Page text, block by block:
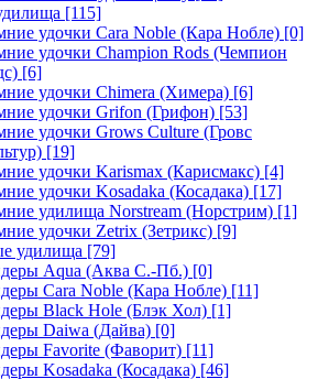
[115]
удочки Cara Noble (Кара Нобле) [0]
удочки Champion Rods (Чемпион
[6]
удочки Chimera (Химера) [6]
удочки Grifon (Грифон) [53]
удочки Grows Culture (Гровс
[19]
удочки Karismax (Карисмакс) [4]
удочки Kosadaka (Косадака) [17]
удилища Norstream (Норстрим) [1]
удочки Zetrix (Зетрикс) [9]
удилища [79]
Aqua (Аква С.-Пб.) [0]
Cara Noble (Кара Нобле) [11]
Black Hole (Блэк Хол) [1]
Daiwa (Дайва) [0]
Favorite (Фаворит) [11]
Kosadaka (Косадака) [46]